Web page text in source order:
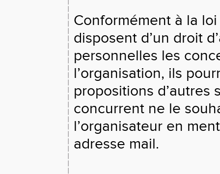
Conformément à la
disposent d’un droit
personnelles les
l’organisation, ils
propositions d’autres
concurrent ne le
l’organisateur en
adresse mail.